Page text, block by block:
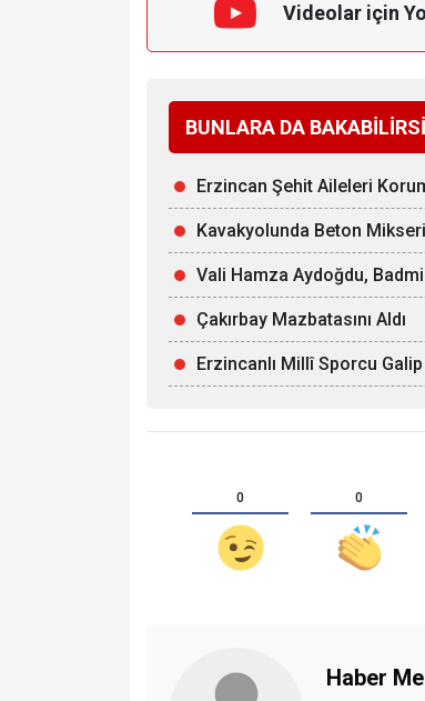
Videolar için
BUNLARA DA
Erzincan Şehit Aileleri
Kavakyolunda Beton
Vali Hamza Aydoğdu,
Çakırbay Mazbatasını Aldı
Erzincanlı Millî Sporcu
0 0
Haber